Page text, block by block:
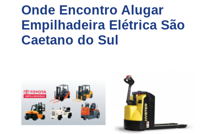
Onde Encontro Alugar
Empilhadeira Elétrica São
Caetano do Sul